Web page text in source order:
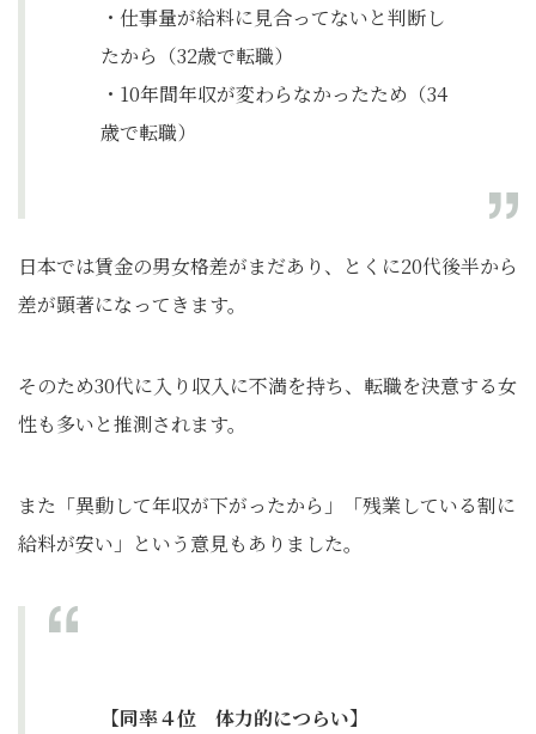
・仕事量が給料に見合ってないと判断し
たから（32歳で転職）
・10年間年収が変わらなかったため（34
歳で転職）
日本では賃金の男女格差がまだあり、とくに20代後半から
差が顕著になってきます。
そのため30代に入り収入に不満を持ち、転職を決意する女
性も多いと推測されます。
また「異動して年収が下がったから」「残業している割に
給料が安い」という意見もありました。
【同率４位 体力的につらい】